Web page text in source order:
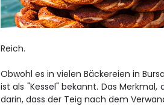
Reich.
Obwohl es in vielen Bäckereien in
ist als "Kessel" bekannt. Das
darin, dass der Teig nach dem